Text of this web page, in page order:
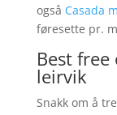
også Casada
føresette pr.
Best
leirvik
Snakk om å